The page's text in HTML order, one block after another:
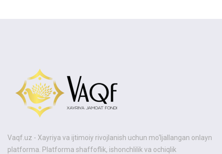
KATEGORIYALAR
Vaqf.uz - Xayriya va ijtimoiy rivojlanish uchun mo‘ljallangan onlayn
platforma. Platforma shaffoflik, ishonchlilik va ochiqlik